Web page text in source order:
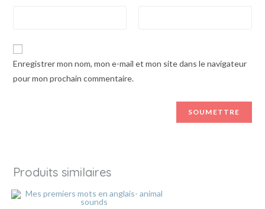
Enregistrer mon nom, mon e-mail et mon site dans le navigateur
pour mon prochain commentaire.
Produits similaires